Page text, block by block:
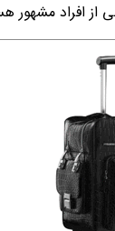
افراد مشهور